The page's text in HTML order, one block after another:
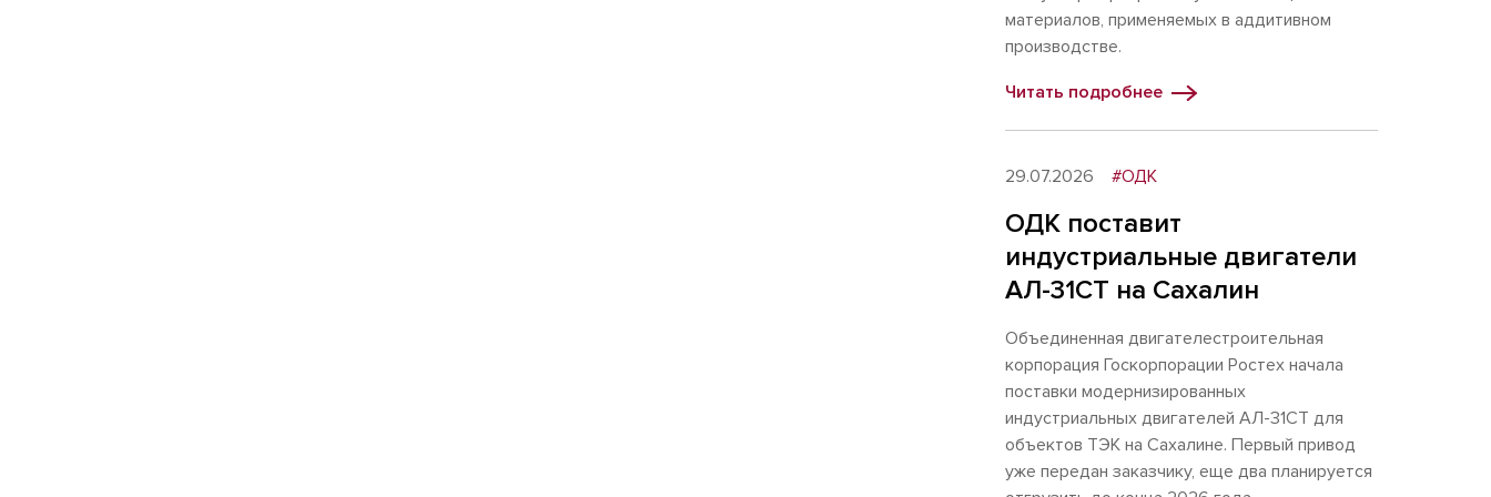
материалов, применяемых в аддитивном
производстве.
Читать подробнее
29.07.2026 #ОДК
ОДК поставит
индустриальные двигатели
АЛ-31СТ на Сахалин
Объединенная двигателестроительная
корпорация Госкорпорации Ростех начала
поставки модернизированных
индустриальных двигателей АЛ-31СТ для
объектов ТЭК на Сахалине. Первый привод
уже передан заказчику, еще два планируется